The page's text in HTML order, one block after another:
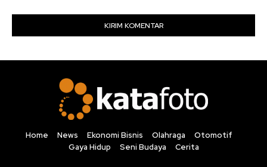
Home News Ekonomi Bisnis Olahraga
Otomotif
Gaya Hidup
Seni Budaya Cerita